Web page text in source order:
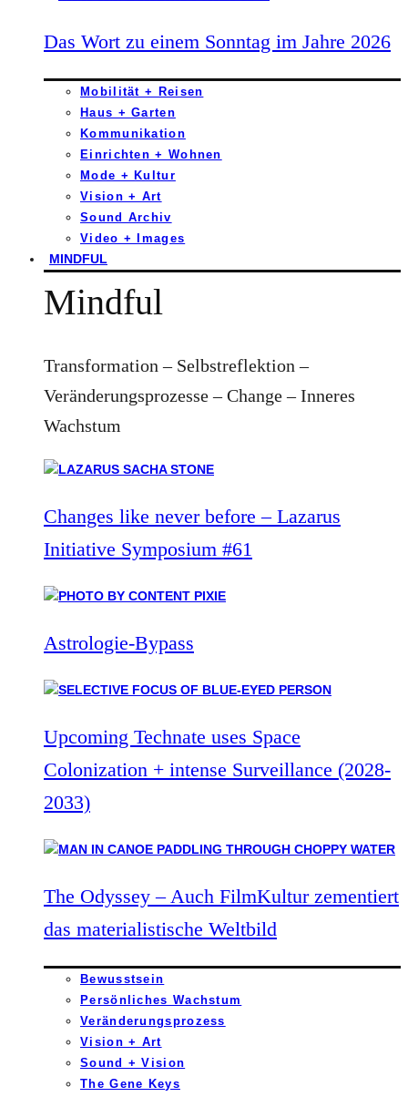
Das Wort zu einem Sonntag im Jahre 2026
Mobilität + Reisen
Haus + Garten
Kommunikation
Einrichten + Wohnen
Mode + Kultur
Vision + Art
Sound Archiv
Video + Images
MINDFUL
Mindful
Transformation – Selbstreflektion –
Veränderungsprozesse – Change – Inneres
Wachstum
Changes like never before – Lazarus
Initiative Symposium #61
Astrologie-Bypass
Upcoming Technate uses Space
Colonization + intense Surveillance (2028-
2033)
The Odyssey – Auch FilmKultur zementiert
das materialistische Weltbild
Bewusstsein
Persönliches Wachstum
Veränderungsprozess
Vision + Art
Sound + Vision
The Gene Keys